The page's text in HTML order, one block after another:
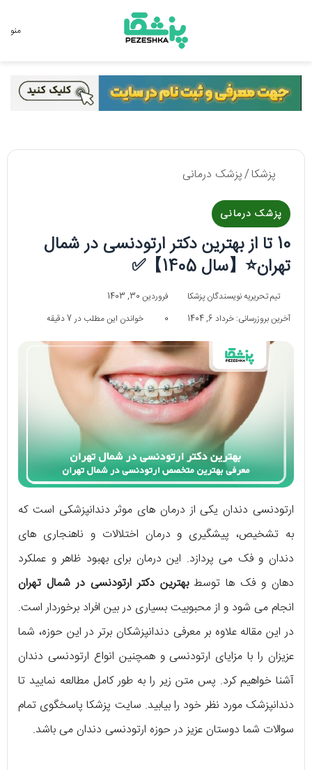
منو
پزشکا/پزشک درمانی
پزشک درمانی
10 تا از بهترین دکتر ارتودنسی در شمال
تهران⭐【سال 1405】✅
تیم تحریریه نویسندگان پزشکا
فروردین 30, 1403
آخرین بروزرسانی: خرداد 6, 1404
0 خواندن این مطلب در 7 دقیقه
ارتودنسی دندان یکی از درمان های موثر دندانپزشکی است که
به تشخیص، پیشگیری و درمان اختلالات و ناهنجاری ‌های
دندان و فک می‌ ‌پردازد. این درمان برای بهبود ظاهر و عملکرد
دهان و فک ‌ها توسطبهترین دکتر ارتودنسی در شمال تهران
انجام می ‌شود و از محبوبیت بسیاری در بین افراد برخوردار است.
در این مقاله علاوه بر معرفی دندانپزشکان برتر در این حوزه، شما
عزیزان را با مزایای ارتودنسی و همچنین انواع ارتودنسی دندان
آشنا خواهیم کرد. پس متن زیر را به طور کامل مطالعه نمایید تا
دندانپزشک مورد نظر خود را بیابید. سایت پزشکا پاسخگوی تمام
سوالات شما دوستان عزیز در حوزه ارتودنسی دندان می ‌باشد.